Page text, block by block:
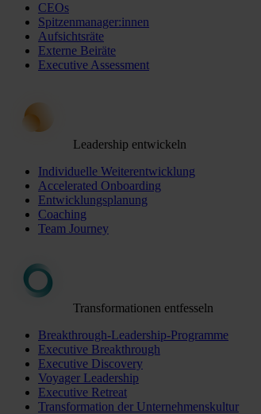
CEOs
Spitzenmanager:innen
Aufsichtsräte
Externe Beiräte
Executive Assessment
Leadership entwickeln
Individuelle Weiterentwicklung
Accelerated Onboarding
Entwicklungsplanung
Coaching
Team Journey
Transformationen entfesseln
Breakthrough-Leadership-Programme
Executive Breakthrough
Executive Discovery
Voyager Leadership
Executive Retreat
Transformation der Unternehmenskultur